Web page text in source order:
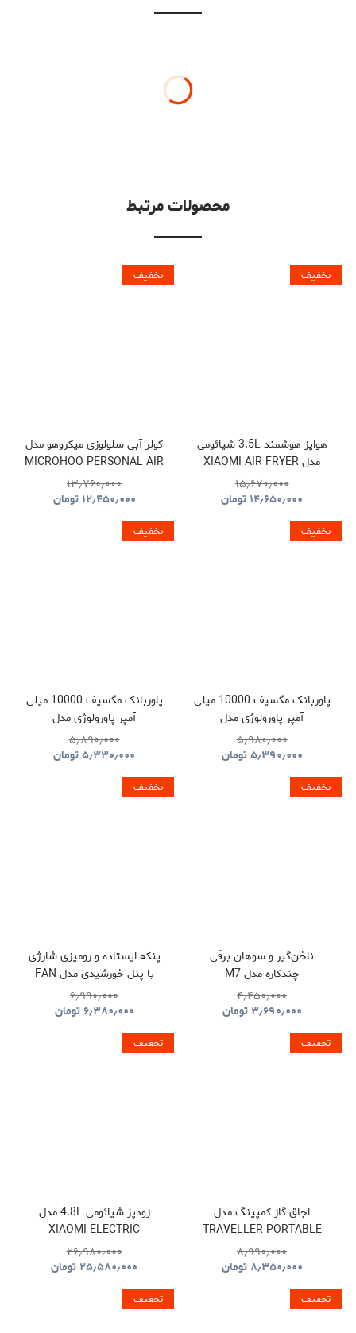
محصولات مرتبط
تخفیف
هواپز هوشمند 3.5L شیائومی
مدل XIAOMI AIR FRYER
MAF02
۱۵٫۶۷۰٫۰۰۰
۱۴٫۶۵۰٫۰۰۰ تومان
تخفیف
کولر آبی سلولوزی میکروهو مدل
MICROHOO PERSONAL AIR
COOLER MH01R
۱۳٫۷۶۰٫۰۰۰
۱۲٫۴۵۰٫۰۰۰ تومان
تخفیف
پاوربانک مگسیف 10000 میلی
آمپر پاورولوژی مدل
POWEROLOGY SPETEMOR
GLASS SURFACE
۵٫۹۸۰٫۰۰۰
۵٫۳۹۰٫۰۰۰تومان
تخفیف
پاوربانک مگسیف 10000 میلی
آمپر پاورولوژی مدل
POWEROLOGY MAGSAFE
ALUMINUM PPBCHA34TI
۵٫۸۹۰٫۰۰۰
۵٫۳۳۰٫۰۰۰تومان
تخفیف
ناخن‌گیر و سوهان برقی
چندکاره مدل M7
۴٫۴۵۰٫۰۰۰
۳٫۶۹۰٫۰۰۰ تومان
تخفیف
پنکه ایستاده و رومیزی شارژی
با پنل خورشیدی مدل FAN
S39
۶٫۹۹۰٫۰۰۰
۶٫۳۸۰٫۰۰۰تومان
تخفیف
اجاق گاز کمپینگ مدل
TRAVELLER PORTABLE
BBQ HYBQ015
۸٫۹۹۰٫۰۰۰
۸٫۳۵۰٫۰۰۰ تومان
تخفیف
زودپز شیائومی 4.8L مدل
XIAOMI ELECTRIC
PRESSURE COOKER
۲۶٫۹۸۰٫۰۰۰
۲۵٫۵۸۰٫۰۰۰ تومان
تخفیف تخفیف